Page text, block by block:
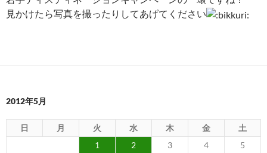
見かけたら写真を撮ったりしてあげてください
2012年5月
日 月 火 水 木 金
土
1
2 3 4
5